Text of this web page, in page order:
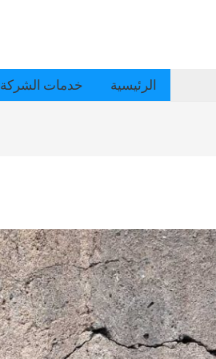
الرئيسية خدمات الشركة